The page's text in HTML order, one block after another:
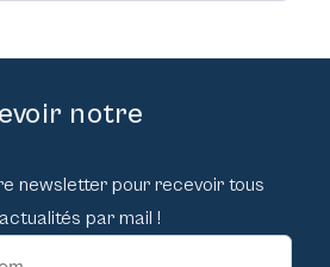
notre
newsletter pour recevoir tous
par mail !